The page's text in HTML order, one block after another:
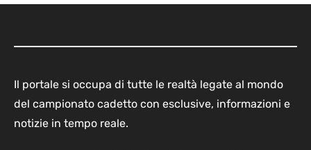
Il portale si occupa di tutte le realtà legate al mondo
del campionato cadetto con esclusive, informazioni e
notizie in tempo reale.